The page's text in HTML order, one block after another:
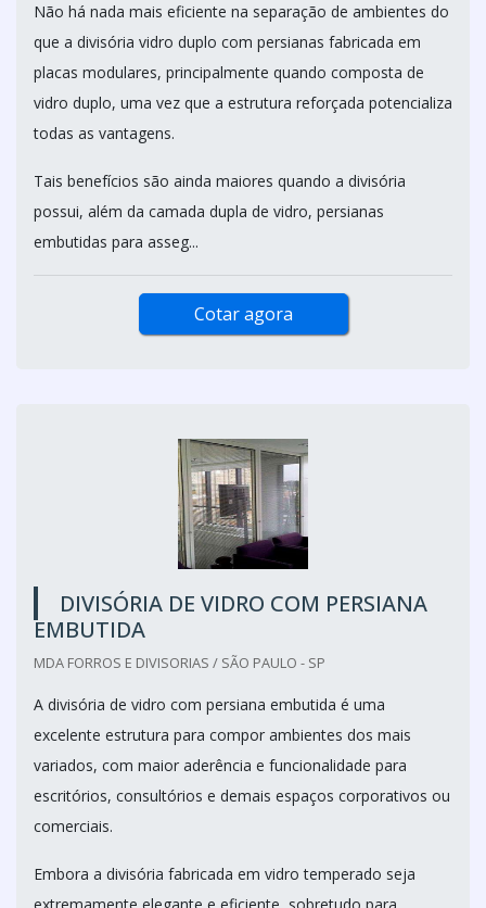
Não há nada mais eficiente na separação de ambientes do
que a divisória vidro duplo com persianas fabricada em
placas modulares, principalmente quando composta de
vidro duplo, uma vez que a estrutura reforçada potencializa
todas as vantagens.
Tais benefícios são ainda maiores quando a divisória
possui, além da camada dupla de vidro, persianas
embutidas para asseg...
Cotar agora
DIVISÓRIA DE VIDRO COM PERSIANA
EMBUTIDA
MDA FORROS E DIVISORIAS / SÃO PAULO - SP
A divisória de vidro com persiana embutida é uma
excelente estrutura para compor ambientes dos mais
variados, com maior aderência e funcionalidade para
escritórios, consultórios e demais espaços corporativos ou
comerciais.
Embora a divisória fabricada em vidro temperado seja